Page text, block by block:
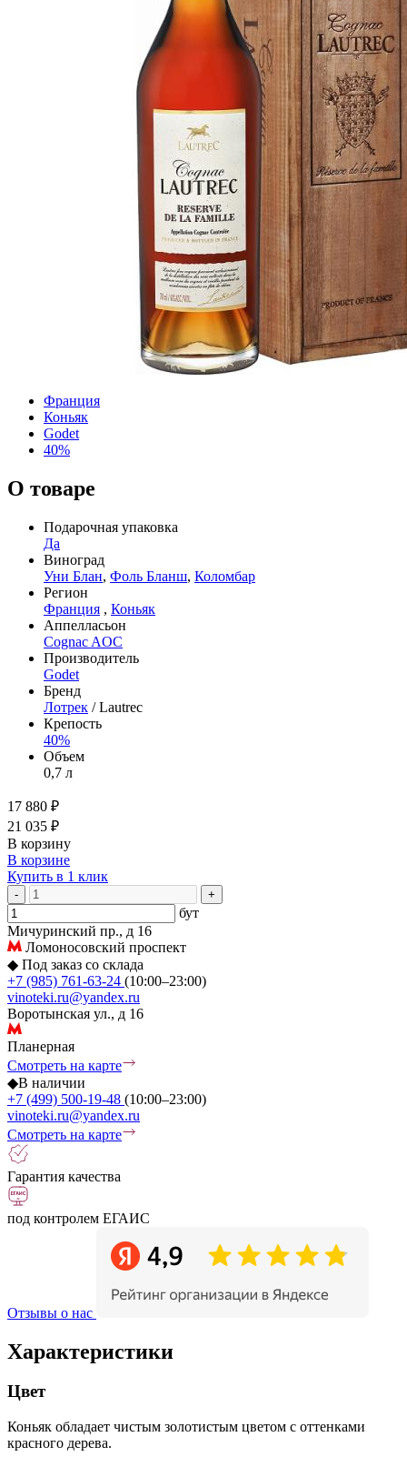
Франция
Коньяк
Godet
40%
О товаре
Подарочная упаковка
Да
Виноград
Уни Блан, Фоль Бланш, Коломбар
Регион
Франция , Коньяк
Аппелласьон
Cognac AOC
Производитель
Godet
Бренд
Лотрек / Lautrec
Крепость
40%
Объем
0,7 л
17 880 ₽
21 035 ₽
В корзину
В корзине
Купить в 1 клик
- +
бут
Мичуринский пр., д 16
Ломоносовский проспект
◆ Под заказ со склада
+7 (985) 761-63-24 (10:00–23:00)
vinoteki.ru@yandex.ru
Воротынская ул., д 16
Планерная
Смотреть на карте
◆В наличии
+7 (499) 500-19-48 (10:00–23:00)
vinoteki.ru@yandex.ru
Смотреть на карте
Гарантия качества
под контролем ЕГАИС
Отзывы о нас
Характеристики
Цвет
Коньяк обладает чистым золотистым цветом с оттенками
красного дерева.